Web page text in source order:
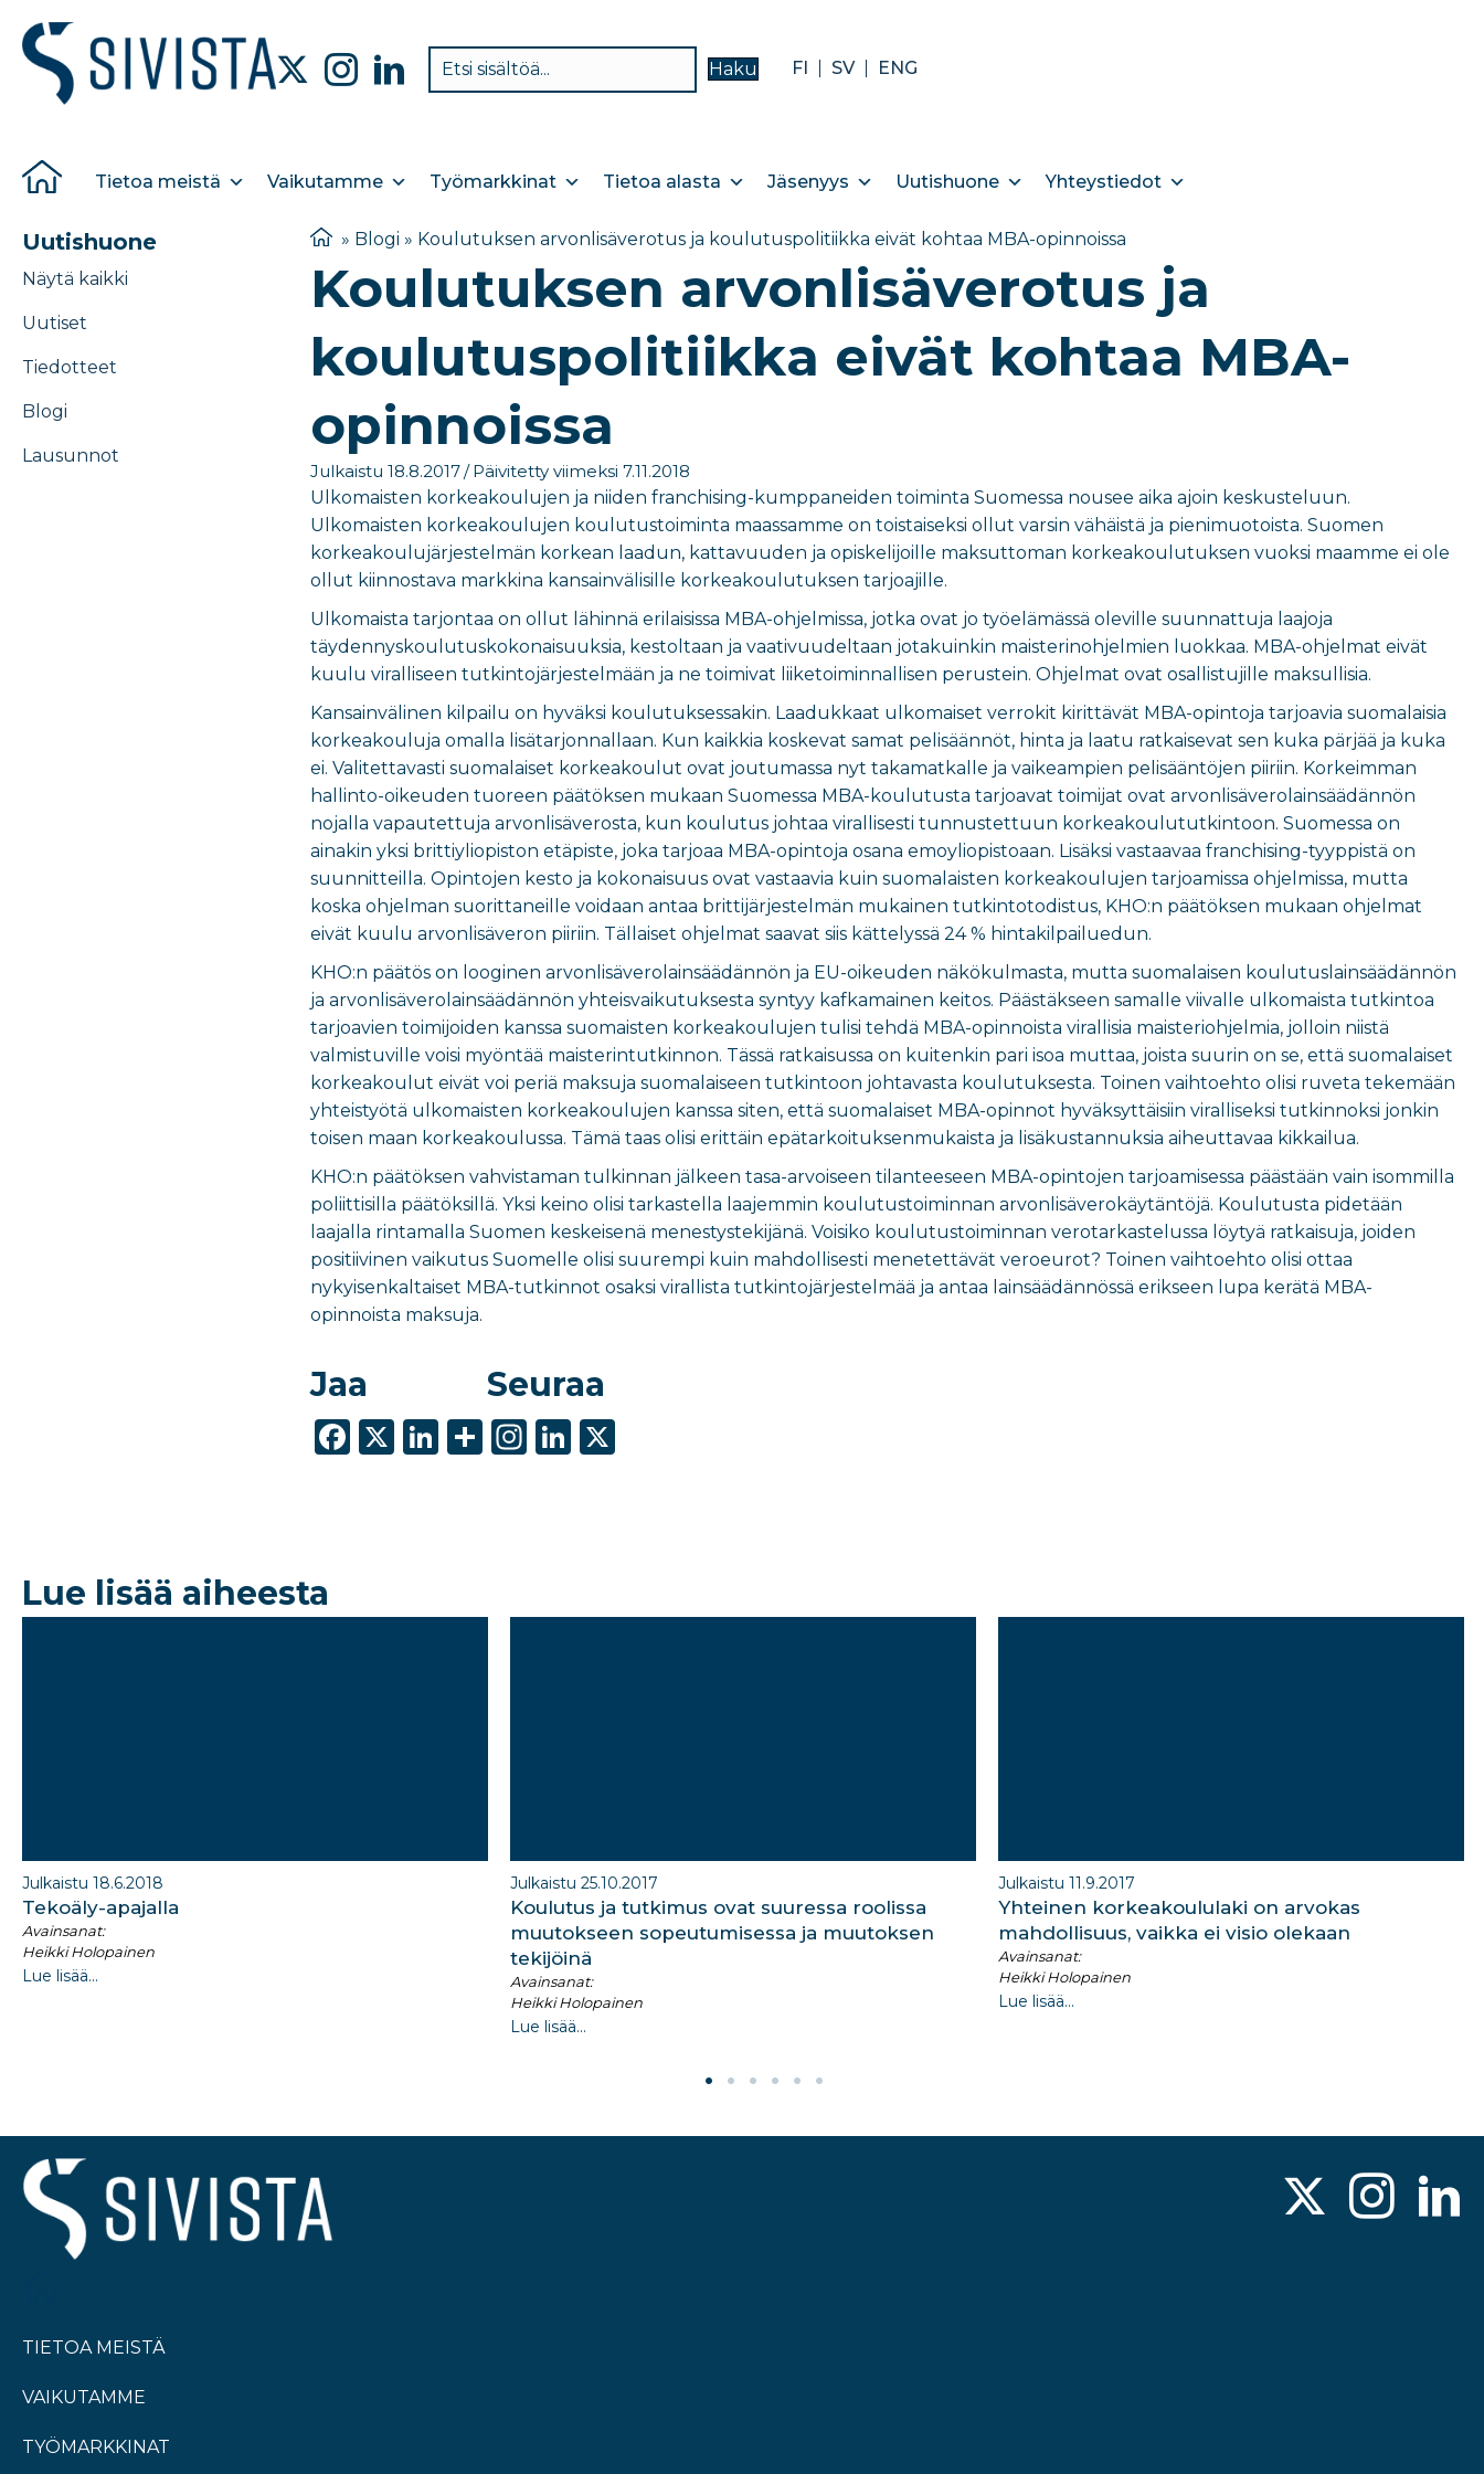
Haku FI SV ENG
Tietoa meistä Vaikutamme Työmarkkinat Tietoa alasta Jäsenyys Uutishuone Yhteystiedot
Uutishuone
Näytä kaikki
Uutiset
Tiedotteet
Blogi
Lausunnot
» Blogi » Koulutuksen arvonlisäverotus ja koulutuspolitiikka eivät kohtaa MBA-opinnoissa
Koulutuksen arvonlisäverotus ja
koulutuspolitiikka eivät kohtaa MBA-
opinnoissa
Julkaistu 18.8.2017/ Päivitetty viimeksi 7.11.2018
Ulkomaisten korkeakoulujen ja niiden franchising-kumppaneiden toiminta Suomessa nousee aika ajoin keskusteluun.
Ulkomaisten korkeakoulujen koulutustoiminta maassamme on toistaiseksi ollut varsin vähäistä ja pienimuotoista. Suomen
korkeakoulujärjestelmän korkean laadun, kattavuuden ja opiskelijoille maksuttoman korkeakoulutuksen vuoksi maamme ei ole
ollut kiinnostava markkina kansainvälisille korkeakoulutuksen tarjoajille.
Ulkomaista tarjontaa on ollut lähinnä erilaisissa MBA-ohjelmissa, jotka ovat jo työelämässä oleville suunnattuja laajoja
täydennyskoulutuskokonaisuuksia, kestoltaan ja vaativuudeltaan jotakuinkin maisterinohjelmien luokkaa. MBA-ohjelmat eivät
kuulu viralliseen tutkintojärjestelmään ja ne toimivat liiketoiminnallisen perustein. Ohjelmat ovat osallistujille maksullisia.
Kansainvälinen kilpailu on hyväksi koulutuksessakin. Laadukkaat ulkomaiset verrokit kirittävät MBA-opintoja tarjoavia suomalaisia
korkeakouluja omalla lisätarjonnallaan. Kun kaikkia koskevat samat pelisäännöt, hinta ja laatu ratkaisevat sen kuka pärjää ja kuka
ei. Valitettavasti suomalaiset korkeakoulut ovat joutumassa nyt takamatkalle ja vaikeampien pelisääntöjen piiriin. Korkeimman
hallinto-oikeuden tuoreen päätöksen mukaan Suomessa MBA-koulutusta tarjoavat toimijat ovat arvonlisäverolainsäädännön
nojalla vapautettuja arvonlisäverosta, kun koulutus johtaa virallisesti tunnustettuun korkeakoulututkintoon. Suomessa on
ainakin yksi brittiyliopiston etäpiste, joka tarjoaa MBA-opintoja osana emoyliopistoaan. Lisäksi vastaavaa franchising-tyyppistä on
suunnitteilla. Opintojen kesto ja kokonaisuus ovat vastaavia kuin suomalaisten korkeakoulujen tarjoamissa ohjelmissa, mutta
koska ohjelman suorittaneille voidaan antaa brittijärjestelmän mukainen tutkintotodistus, KHO:n päätöksen mukaan ohjelmat
eivät kuulu arvonlisäveron piiriin. Tällaiset ohjelmat saavat siis kättelyssä 24 % hintakilpailuedun.
KHO:n päätös on looginen arvonlisäverolainsäädännön ja EU-oikeuden näkökulmasta, mutta suomalaisen koulutuslainsäädännön
ja arvonlisäverolainsäädännön yhteisvaikutuksesta syntyy kafkamainen keitos. Päästäkseen samalle viivalle ulkomaista tutkintoa
tarjoavien toimijoiden kanssa suomaisten korkeakoulujen tulisi tehdä MBA-opinnoista virallisia maisteriohjelmia, jolloin niistä
valmistuville voisi myöntää maisterintutkinnon. Tässä ratkaisussa on kuitenkin pari isoa muttaa, joista suurin on se, että suomalaiset
korkeakoulut eivät voi periä maksuja suomalaiseen tutkintoon johtavasta koulutuksesta. Toinen vaihtoehto olisi ruveta tekemään
yhteistyötä ulkomaisten korkeakoulujen kanssa siten, että suomalaiset MBA-opinnot hyväksyttäisiin viralliseksi tutkinnoksi jonkin
toisen maan korkeakoulussa. Tämä taas olisi erittäin epätarkoituksenmukaista ja lisäkustannuksia aiheuttavaa kikkailua.
KHO:n päätöksen vahvistaman tulkinnan jälkeen tasa-arvoiseen tilanteeseen MBA-opintojen tarjoamisessa päästään vain isommilla
poliittisilla päätöksillä. Yksi keino olisi tarkastella laajemmin koulutustoiminnan arvonlisäverokäytäntöjä. Koulutusta pidetään
laajalla rintamalla Suomen keskeisenä menestystekijänä. Voisiko koulutustoiminnan verotarkastelussa löytyä ratkaisuja, joiden
positiivinen vaikutus Suomelle olisi suurempi kuin mahdollisesti menetettävät veroeurot? Toinen vaihtoehto olisi ottaa
nykyisenkaltaiset MBA-tutkinnot osaksi virallista tutkintojärjestelmää ja antaa lainsäädännössä erikseen lupa kerätä MBA-
opinnoista maksuja.
Jaa
F
o
X Li
n
S
Seuraa
In
m
Li
n
X
Lue lisää aiheesta
Julkaistu 18.6.2018
Tekoäly-apajalla
Avainsanat:
Heikki Holopainen
Lue lisää...
Julkaistu 25.10.2017
Koulutus ja tutkimus ovat suuressa roolissa
muutokseen sopeutumisessa ja muutoksen
tekijöinä
Avainsanat:
Heikki Holopainen
Lue lisää...
Julkaistu 11.9.2017
Yhteinen korkeakoululaki on arvokas
mahdollisuus, vaikka ei visio olekaan
Avainsanat:
Heikki Holopainen
Lue lisää...
TIETOA MEISTÄ
VAIKUTAMME
TYÖMARKKINAT